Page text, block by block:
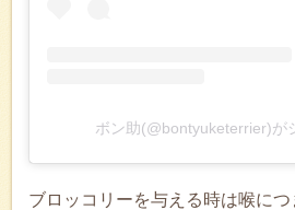
ボン助(@bontyuketerrier)が
ブロッコリーを与える時は喉に